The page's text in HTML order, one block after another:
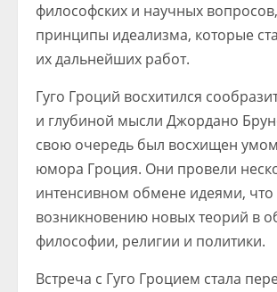
философских и научных
принципы идеализма, которые
их дальнейших работ.
Гуго Гроций восхитился
и глубиной мысли Джордано
свою очередь был восхищен
юмора Гроция. Они провели
интенсивном обмене идеями, что
возникновению новых теорий в
философии, религии и политики.
Встреча с Гуго Гроцием стала